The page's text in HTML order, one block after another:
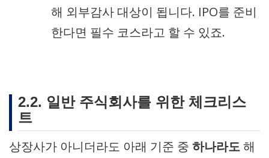
해 외부감사 대상이 됩니다. IPO를 준비
한다면 필수 코스라고 할 수 있죠.
2.2. 일반 주식회사를 위한 체크리스
트
상장사가 아니더라도 아래 기준 중 하나라도해